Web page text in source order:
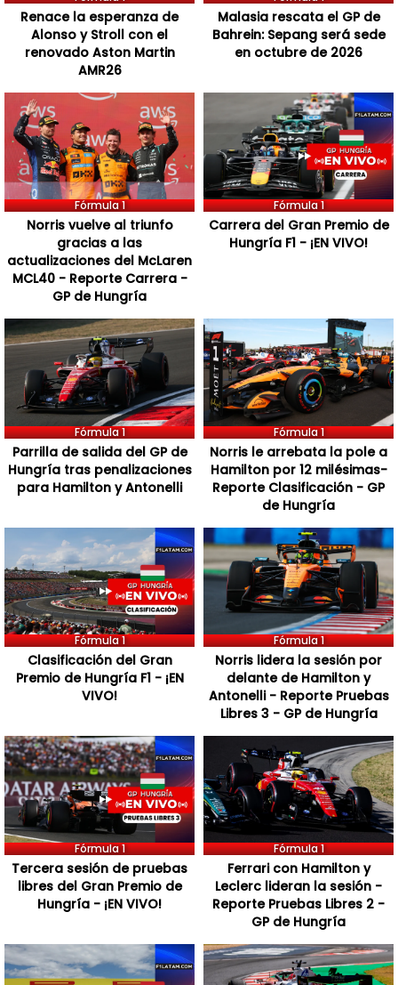
Renace la esperanza de
Alonso y Stroll con el
renovado Aston Martin
AMR26
Malasia rescata el GP de
Bahrein: Sepang será sede
en octubre de 2026
Fórmula 1
Norris vuelve al triunfo
gracias a las
actualizaciones del McLaren
MCL40 - Reporte Carrera -
GP de Hungría
Fórmula 1
Carrera del Gran Premio de
Hungría F1 - ¡EN VIVO!
Fórmula 1
Parrilla de salida del GP de
Hungría tras penalizaciones
para Hamilton y Antonelli
Fórmula 1
Norris le arrebata la pole a
Hamilton por 12 milésimas-
Reporte Clasificación - GP
de Hungría
Fórmula 1
Clasificación del Gran
Premio de Hungría F1 - ¡EN
VIVO!
Fórmula 1
Norris lidera la sesión por
delante de Hamilton y
Antonelli - Reporte Pruebas
Libres 3 - GP de Hungría
Fórmula 1
Tercera sesión de pruebas
libres del Gran Premio de
Hungría - ¡EN VIVO!
Fórmula 1
Ferrari con Hamilton y
Leclerc lideran la sesión -
Reporte Pruebas Libres 2 -
GP de Hungría